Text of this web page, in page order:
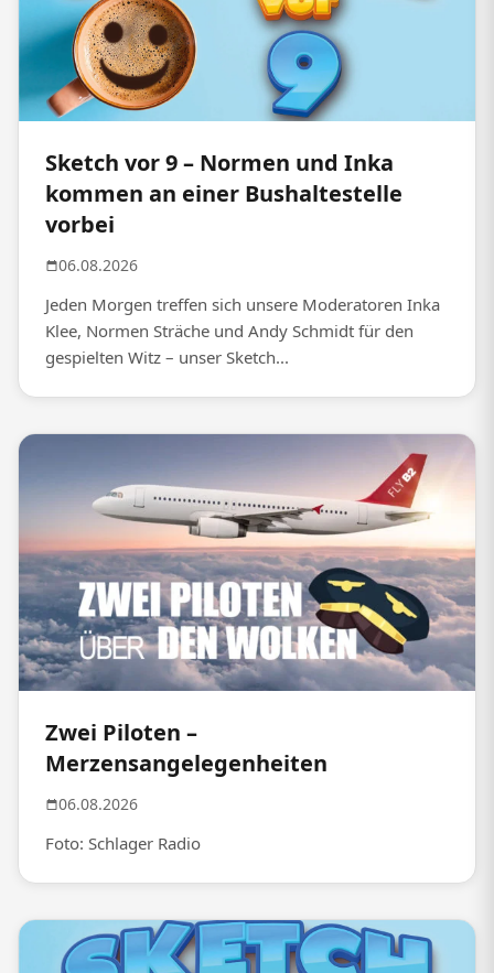
Sketch vor 9 – Normen und Inka
kommen an einer Bushaltestelle
vorbei
06.08.2026
Jeden Morgen treffen sich unsere Moderatoren Inka
Klee, Normen Sträche und Andy Schmidt für den
gespielten Witz – unser Sketch...
Zwei Piloten –
Merzensangelegenheiten
06.08.2026
Foto: Schlager Radio